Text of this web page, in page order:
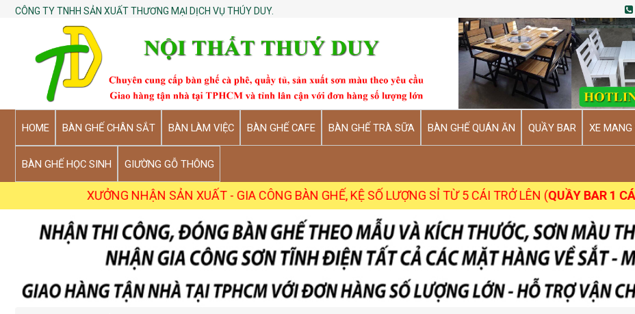
CÔNG TY TNHH SẢN XUẤT THƯƠNG MẠI DỊCH VỤ THÚY DUY.
HOME BÀN GHẾ CHÂN SẮT BÀN LÀM VIỆC BÀN GHẾ CAFE BÀN GHẾ TRÀ SỮA BÀN GHẾ QUÁN ĂN QUẦY BAR XE MANG
BÀN GHẾ HỌC SINH GIƯỜNG GỖ THÔNG
NHẬN SẢN XUẤT - GIA CÔNG BÀN GHẾ, KỆ SỐ LƯỢNG SỈ TỪ 5 CÁI TRỞ LÊN ( QUẦY BAR 1 CÁI CŨNG NHẬN)